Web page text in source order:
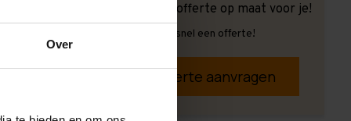
Over
graag een offerte op maat voor je!
Vrijblijvend, snel een offerte!
Offerte aanvragen